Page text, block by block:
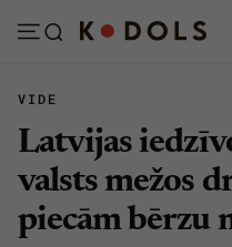
Abonēt
Ziņas
VIDE
Latvijas
valsts mežos
piecām bērzu